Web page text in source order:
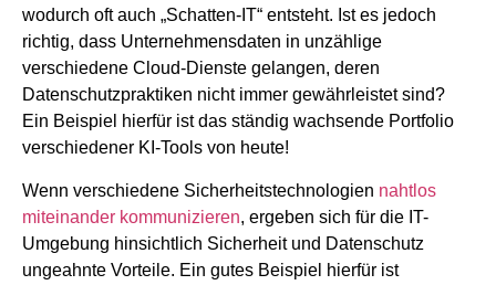
wodurch oft auch „Schatten-IT“ entsteht. Ist es jedoch
richtig, dass Unternehmensdaten in unzählige
verschiedene Cloud-Dienste gelangen, deren
Datenschutzpraktiken nicht immer gewährleistet sind?
Ein Beispiel hierfür ist das ständig wachsende Portfolio
verschiedener KI-Tools von heute!
Wenn verschiedene Sicherheitstechnologien nahtlos
miteinander kommunizieren, ergeben sich für die IT-
Umgebung hinsichtlich Sicherheit und Datenschutz
ungeahnte Vorteile. Ein gutes Beispiel hierfür ist